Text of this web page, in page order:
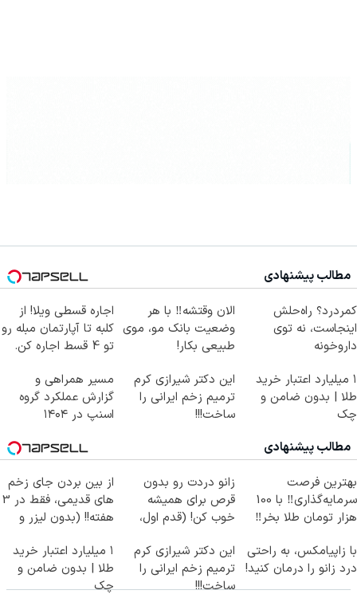
مطالب پیشنهادی
کمردرد؟ راه‌حلش
اینجاست، نه توی
داروخونه
الان وقتشه‼️ با هر
وضعیت بانک مو، موی
طبیعی بکار!
اجاره‌ قسطی ویلا! از
کلبه تا آپارتمان مبله رو
تو 4 قسط اجاره کن.
۱ میلیارد اعتبار خرید
طلا | بدون ضامن و
چک
این دکتر شیرازی کرم
ترمیم زخم ایرانی را
ساخت!!!
مسیر همراهی و
گزارش عملکرد گروه
اسنپ در ۱۴۰۴
مطالب پیشنهادی
بهترین فرصت
سرمایه‌گذاری‼️ با 100
هزار تومان طلا بخر‼️
زانو دردت رو بدون
قرص برای همیشه
خوب کن! (قدم اول،
از بین بردن جای زخم
های قدیمی، فقط در 3
هفته!! (بدون لیزر و
با زاپیامکس، به راحتی
درد زانو را درمان کنید!
این دکتر شیرازی کرم
ترمیم زخم ایرانی را
ساخت!!!
۱ میلیارد اعتبار خرید
طلا | بدون ضامن و
چک